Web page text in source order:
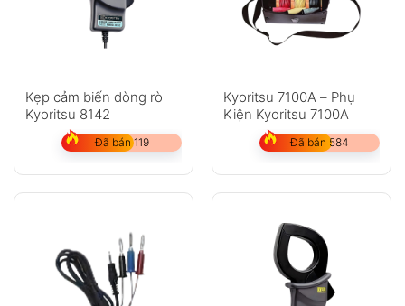
Kẹp cảm biến dòng rò
Kyoritsu 8142
Đã bán 119
Kyoritsu 7100A – Phụ
Kiện Kyoritsu 7100A
Đã bán 584